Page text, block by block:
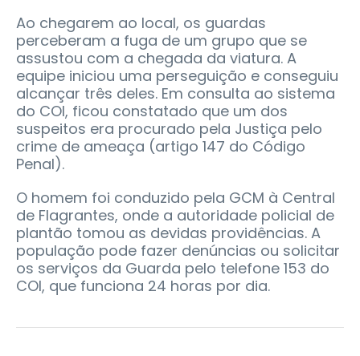
Ao chegarem ao local, os guardas
perceberam a fuga de um grupo que se
assustou com a chegada da viatura. A
equipe iniciou uma perseguição e conseguiu
alcançar três deles. Em consulta ao sistema
do COI, ficou constatado que um dos
suspeitos era procurado pela Justiça pelo
crime de ameaça (artigo 147 do Código
Penal).
O homem foi conduzido pela GCM à Central
de Flagrantes, onde a autoridade policial de
plantão tomou as devidas providências. A
população pode fazer denúncias ou solicitar
os serviços da Guarda pelo telefone 153 do
COI, que funciona 24 horas por dia.